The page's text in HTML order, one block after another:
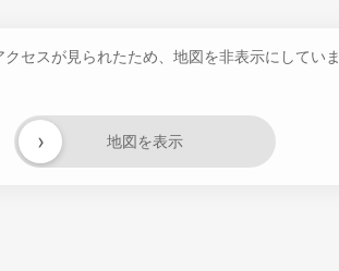
クセスが見られたため、地図を非表示にしていま
地図を表示
›